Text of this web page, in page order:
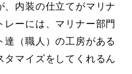
、内装の仕立てがマリナ
レーには、マリナー部門
達（職人）の工房がある
タマイズをしてくれるん